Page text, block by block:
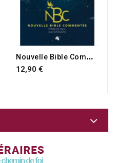
N
ouvelle Bible Commentée 1 NBC
12,90 €